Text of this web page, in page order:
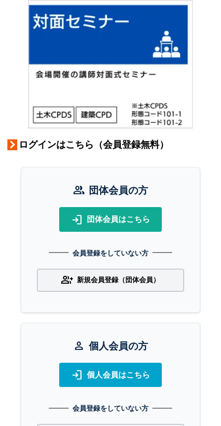
ログインはこちら（会員登録無料）
group 団体会員の方
login 団体会員はこちら
会員登録をしていない方
group_add 新規会員登録（団体会員）
person 個人会員の方
login 個人会員はこちら
会員登録をしていない方